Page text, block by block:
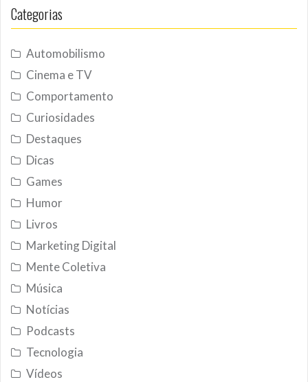
Categorias
Automobilismo
Cinema e TV
Comportamento
Curiosidades
Destaques
Dicas
Games
Humor
Livros
Marketing Digital
Mente Coletiva
Música
Notícias
Podcasts
Tecnologia
Vídeos